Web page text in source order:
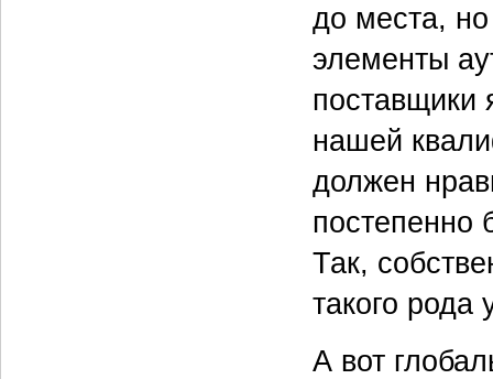
до места,
элементы
поставщики
нашей
должен
постепенно
Так,
такого рода
А вот